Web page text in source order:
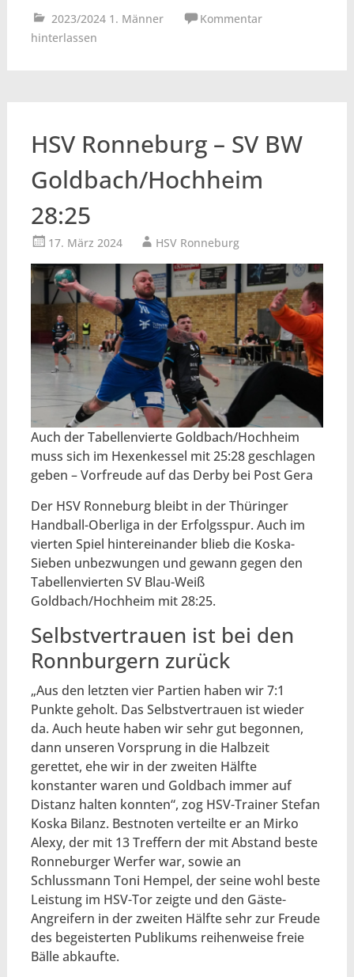
2023/2024 1. Männer
Kommentar
hinterlassen
HSV Ronneburg – SV BW
Goldbach/Hochheim
28:25
17. März 2024 HSV Ronneburg
Auch der Tabellenvierte Goldbach/Hochheim
muss sich im Hexenkessel mit 25:28 geschlagen
geben – Vorfreude auf das Derby bei Post Gera
Der HSV Ronneburg bleibt in der Thüringer
Handball-Oberliga in der Erfolgsspur. Auch im
vierten Spiel hintereinander blieb die Koska-
Sieben unbezwungen und gewann gegen den
Tabellenvierten SV Blau-Weiß
Goldbach/Hochheim mit 28:25.
Selbstvertrauen ist bei den
Ronnburgern zurück
„Aus den letzten vier Partien haben wir 7:1
Punkte geholt. Das Selbstvertrauen ist wieder
da. Auch heute haben wir sehr gut begonnen,
dann unseren Vorsprung in die Halbzeit
gerettet, ehe wir in der zweiten Hälfte
konstanter waren und Goldbach immer auf
Distanz halten konnten“, zog HSV-Trainer Stefan
Koska Bilanz. Bestnoten verteilte er an Mirko
Alexy, der mit 13 Treffern der mit Abstand beste
Ronneburger Werfer war, sowie an
Schlussmann Toni Hempel, der seine wohl beste
Leistung im HSV-Tor zeigte und den Gäste-
Angreifern in der zweiten Hälfte sehr zur Freude
des begeisterten Publikums reihenweise freie
Bälle abkaufte.